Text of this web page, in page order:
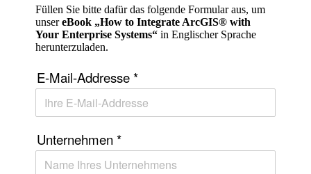
Füllen Sie bitte dafür das folgende Formular aus, um
unsereBook „How to Integrate ArcGIS® with
Your Enterprise Systems“ in Englischer Sprache
herunterzuladen.
E-Mail-Addresse*
Unternehmen*